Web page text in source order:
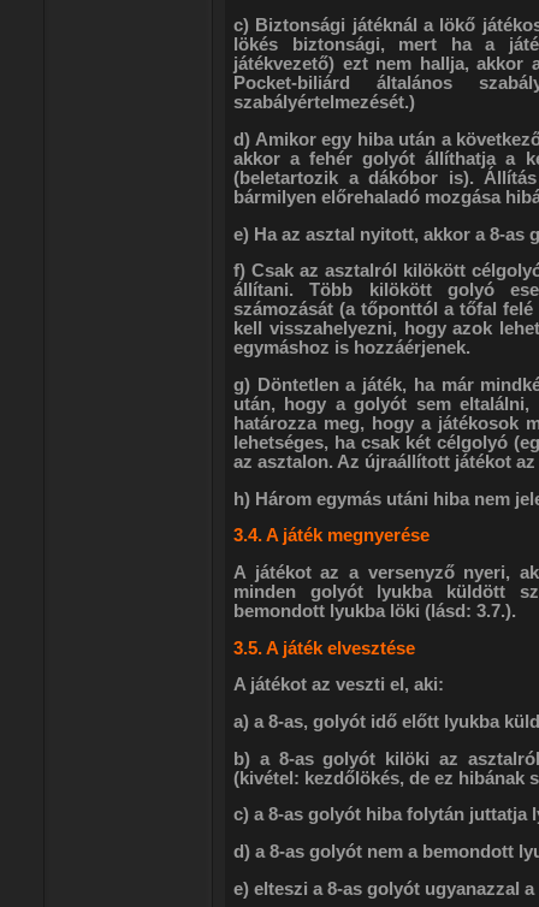
c) Biztonsági játéknál a lökő
lökés biztonsági, mert ha a
játékvezető) ezt nem hallja, akkor
Pocket-biliárd általános
szabályértelmezését.)
d) Amikor egy hiba után a
akkor a fehér golyót állíthatja a
(beletartozik a dákóbor is).
bármilyen előrehaladó mozgása
e) Ha az asztal nyitott, akkor a 8-as
f) Csak az asztalról kilökött
állítani. Több kilökött golyó
számozását (a tőponttól a tőfal
kell visszahelyezni, hogy azok
egymáshoz is hozzáérjenek.
g) Döntetlen a játék, ha már
után, hogy a golyót sem eltalálni,
határozza meg, hogy a játékosok
lehetséges, ha csak két célgolyó
az asztalon. Az újraállított játékot
h) Három egymás utáni hiba nem
3.4. A játék megnyerése
A játékot az a versenyző nyeri,
minden golyót lyukba küldött
bemondott lyukba löki (lásd: 3.7.).
3.5. A játék elvesztése
A játékot az veszti el, aki:
a) a 8-as, golyót idő előtt lyukba
b) a 8-as golyót kilöki az
(kivétel: kezdőlökés, de ez hibának
c) a 8-as golyót hiba folytán juttatja
d) a 8-as golyót nem a bemondott
e) elteszi a 8-as golyót ugyanazzal